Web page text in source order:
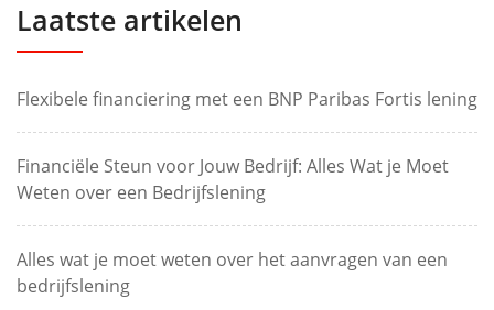
Laatste artikelen
Flexibele financiering met een BNP Paribas Fortis lening
Financiële Steun voor Jouw Bedrijf: Alles Wat je Moet
Weten over een Bedrijfslening
Alles wat je moet weten over het aanvragen van een
bedrijfslening